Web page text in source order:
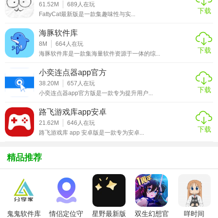
【AutFeng秋风正版亮点】
1. 海量资源库：拥有庞大的素材库，涵盖各种风格的图片、
视频片段、音乐、特效等，为用户提供丰富的创作素材。
2. 智能编辑功能：具备智能识别和自动调整功能，例如自动
识别视频中的人物和场景，根据不同场景自动调整视频参
数，提升编辑效率。
3. 多平台兼容：支持在多种操作系统和设备上使用，无论是
Windows、Mac还是移动端的iOS和Android系统，都能流畅
运行，方便用户随时随地进行编辑。
4. 高清输出：编辑完成后，软件支持高清甚至超高清的输出
画面质量。
5. 社区互动：内置用户社区，用户可以在社区中分享自己的
作品，与其他创作者交流经验、互相学习，还能获取最新的
61.52M 689 人在玩
FattyCat最新版是一款集趣味性与实...
下载
海豚软件库
8M 664 人在玩
海豚软件库是一款集海量软件资源于一体的综...
下载
小奕连点器app官方
38.20M 657 人在玩
小奕连点器app官方版是一款专为提升用户...
下载
路飞游戏库app安卓
21.62M 646 人在玩
路飞游戏库 app 安卓版是一款专为安卓...
下载
精品推荐
鬼鬼软件库
情侣定位守
星野最新版
双生幻想官
咩时间